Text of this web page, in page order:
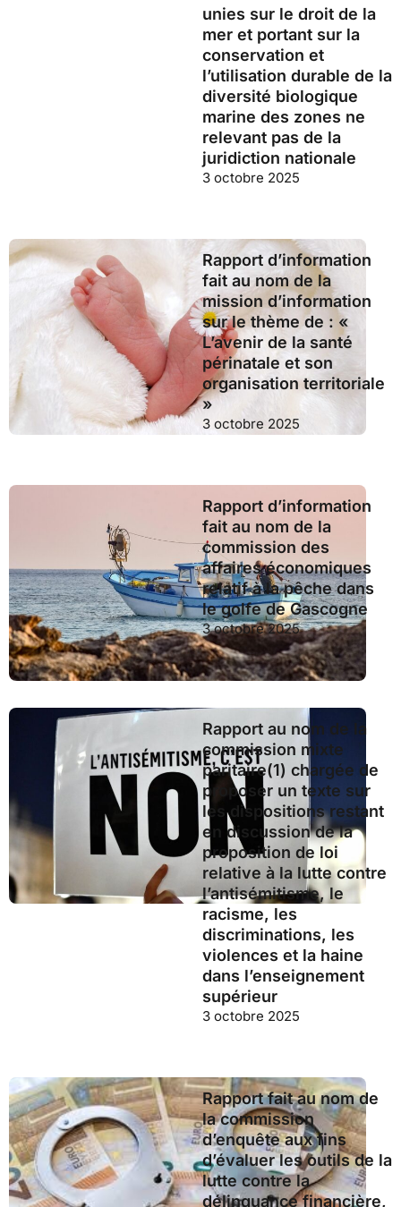
unies sur le droit de la
mer et portant sur la
conservation et
l’utilisation durable de la
diversité biologique
marine des zones ne
relevant pas de la
juridiction nationale
3 octobre 2025
Rapport d’information
fait au nom de la
mission d’information
sur le thème de : «
L’avenir de la santé
périnatale et son
organisation territoriale
»
3 octobre 2025
Rapport d’information
fait au nom de la
commission des
affaires économiques
relatif à la pêche dans
le golfe de Gascogne
3 octobre 2025
Rapport au nom de la
commission mixte
paritaire(1) chargée de
proposer un texte sur
les dispositions restant
en discussion de la
proposition de loi
relative à la lutte contre
l’antisémitisme, le
racisme, les
discriminations, les
violences et la haine
dans l’enseignement
supérieur
3 octobre 2025
Rapport fait au nom de
la commission
d’enquête aux fins
d’évaluer les outils de la
lutte contre la
délinquance financière,